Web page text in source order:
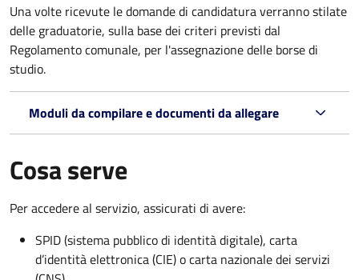
Una volte ricevute le domande di candidatura verranno stilate
delle graduatorie, sulla base dei criteri previsti dal
Regolamento comunale, per l'assegnazione delle borse di
studio.
Moduli da compilare e documenti da allegare
Cosa serve
Per accedere al servizio, assicurati di avere:
SPID (sistema pubblico di identità digitale), carta
d’identità elettronica (CIE) o carta nazionale dei servizi